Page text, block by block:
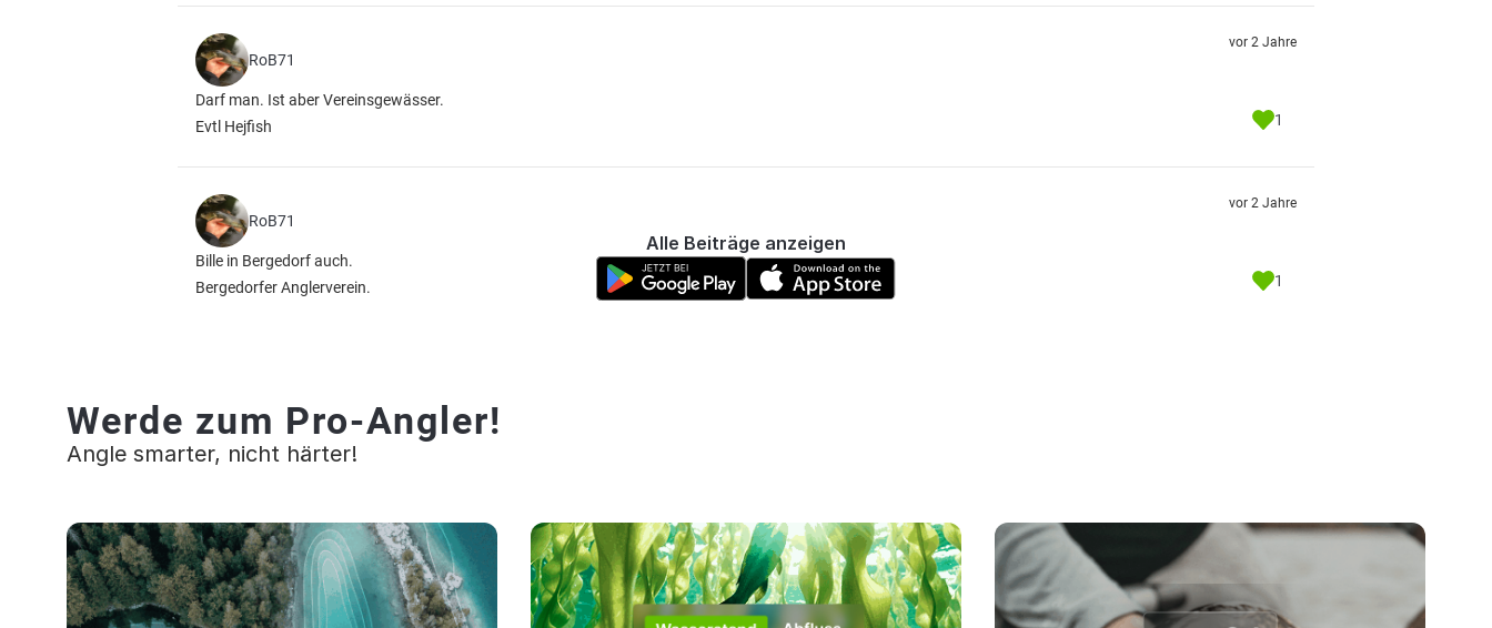
RoB71
Darf man. Ist aber Vereinsgewässer.
Evtl Hejfish
vor 2 Jahre
1
RoB71
Bille in Bergedorf auch.
Bergedorfer Anglerverein.
vor 2 Jahre
1
Alle Beiträge anzeigen
Werde zum Pro-Angler!
Angle smarter, nicht härter!